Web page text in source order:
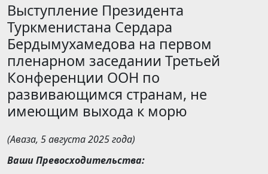
Выступление Президента
Туркменистана Сердара
Бердымухамедова на первом
пленарном заседании Третьей
Конференции ООН по
развивающимся странам, не
имеющим выхода к морю
(Аваза, 5 августа 2025 года)
Ваши Превосходительства: